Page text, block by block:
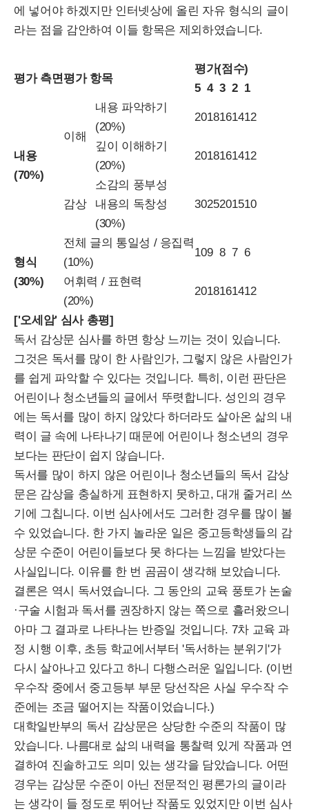
에 넣어야 하겠지만 인터넷상에 올린 자유 형식의 글이
라는 점을 감안하여 이들 항목은 제외하였습니다.
평가 측면평가 항목
평가(점수)
5 4 3 2 1
내용
(70%)
이해
내용 파악하기
(20%)
2018161412
깊이 이해하기
(20%)
2018161412
감상
소감의 풍부성
내용의 독창성
(30%)
3025201510
형식
(30%)
전체 글의 통일성 / 응집력
(10%)
109 8 7 6
어휘력 / 표현력
(20%)
2018161412
['오세암' 심사 총평]
독서 감상문 심사를 하면 항상 느끼는 것이 있습니다.
그것은 독서를 많이 한 사람인가, 그렇지 않은 사람인가
를 쉽게 파악할 수 있다는 것입니다. 특히, 이런 판단은
어린이나 청소년들의 글에서 뚜렷합니다. 성인의 경우
에는 독서를 많이 하지 않았다 하더라도 살아온 삶의 내
력이 글 속에 나타나기 때문에 어린이나 청소년의 경우
보다는 판단이 쉽지 않습니다.
독서를 많이 하지 않은 어린이나 청소년들의 독서 감상
문은 감상을 충실하게 표현하지 못하고, 대개 줄거리 쓰
기에 그칩니다. 이번 심사에서도 그러한 경우를 많이 볼
수 있었습니다. 한 가지 놀라운 일은 중고등학생들의 감
상문 수준이 어린이들보다 못 하다는 느낌을 받았다는
사실입니다. 이유를 한 번 곰곰이 생각해 보았습니다.
결론은 역시 독서였습니다. 그 동안의 교육 풍토가 논술
·구술 시험과 독서를 권장하지 않는 쪽으로 흘러왔으니
아마 그 결과로 나타나는 반증일 것입니다. 7차 교육 과
정 시행 이후, 초등 학교에서부터 '독서하는 분위기'가
다시 살아나고 있다고 하니 다행스러운 일입니다. (이번
우수작 중에서 중고등부 부문 당선작은 사실 우수작 수
준에는 조금 떨어지는 작품이었습니다.)
대학일반부의 독서 감상문은 상당한 수준의 작품이 많
았습니다. 나름대로 삶의 내력을 통찰력 있게 작품과 연
결하여 진솔하고도 의미 있는 생각을 담았습니다. 어떤
경우는 감상문 수준이 아닌 전문적인 평론가의 글이라
는 생각이 들 정도로 뛰어난 작품도 있었지만 이번 심사